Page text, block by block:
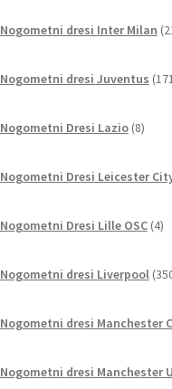
Nogometni dresi Inter Milan
Nogometni dresi Juventus
Nogometni Dresi Lazio 8
Nogometni Dresi Leicester
Nogometni Dresi Lille OSC 4
Nogometni dresi Liverpool
Nogometni dresi Manchester
Nogometni dresi Manchester